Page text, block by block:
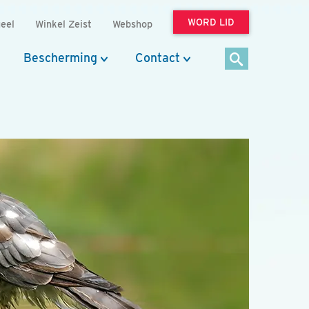
Winkel Zeist Webshop WORD LID
Bescherming Contact